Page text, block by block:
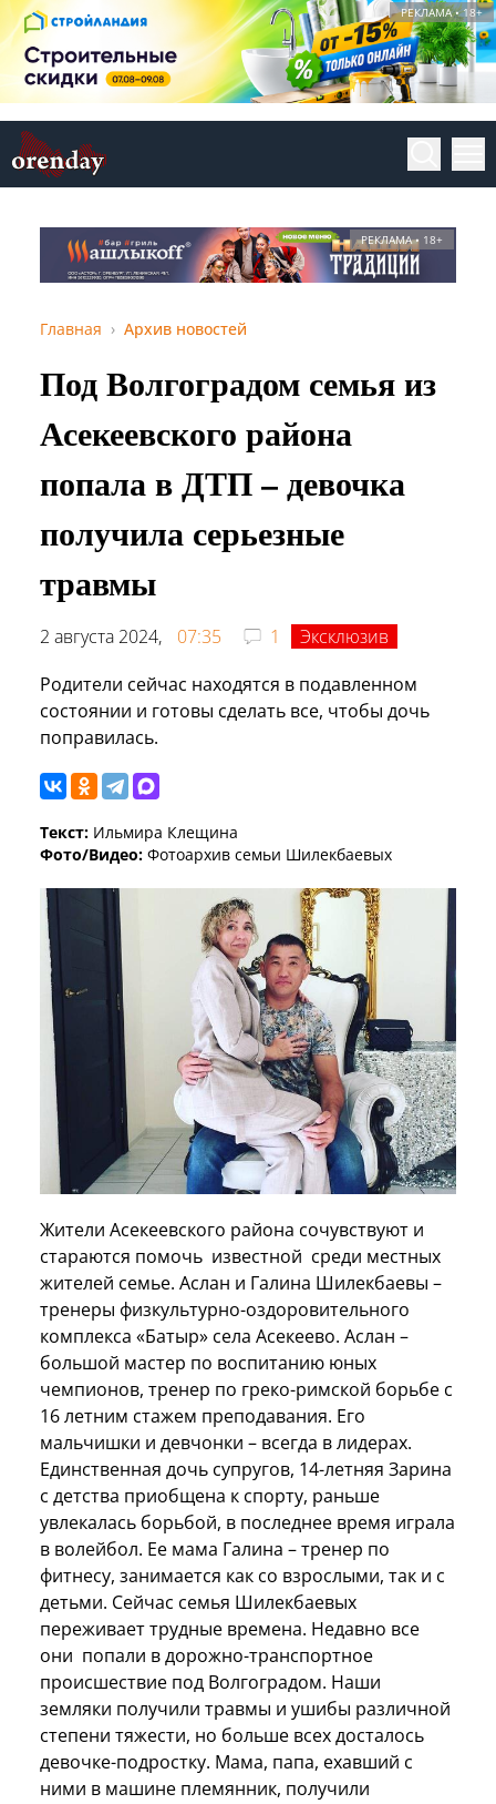
РЕКЛАМА • 18+
РЕКЛАМА • 18+
Главная Архив новостей
Под Волгоградом семья из
Асекеевского района
попала в ДТП – девочка
получила серьезные
травмы
2 августа 2024, 07:35 1
Эксклюзив
Родители сейчас находятся в подавленном
состоянии и готовы сделать все, чтобы дочь
поправилась.
Текст: Ильмира Клещина
Фото/Видео: Фотоархив семьи Шилекбаевых
Жители Асекеевского района сочувствуют и
стараются помочь известной среди местных
жителей семье. Аслан и Галина Шилекбаевы –
тренеры физкультурно-оздоровительного
комплекса «Батыр» села Асекеево. Аслан –
большой мастер по воспитанию юных
чемпионов, тренер по греко-римской борьбе с
16 летним стажем преподавания. Его
мальчишки и девчонки – всегда в лидерах.
Единственная дочь супругов, 14-летняя Зарина
с детства приобщена к спорту, раньше
увлекалась борьбой, в последнее время играла
в волейбол. Ее мама Галина – тренер по
фитнесу, занимается как со взрослыми, так и с
детьми. Сейчас семья Шилекбаевых
переживает трудные времена. Недавно все
они попали в дорожно-транспортное
происшествие под Волгоградом. Наши
земляки получили травмы и ушибы различной
степени тяжести, но больше всех досталось
девочке-подростку. Мама, папа, ехавший с
ними в машине племянник, получили